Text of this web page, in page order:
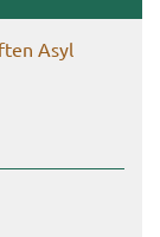
Asyl